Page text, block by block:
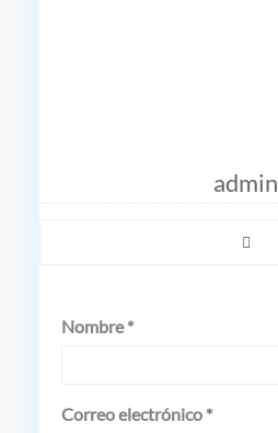
admin
Nombre *
Correo electrónico *